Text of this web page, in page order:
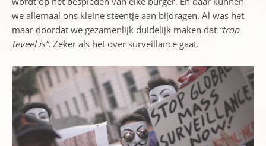
we allemaal ons kleine steentje aan bijdragen. Al was het
maar doordat we gezamenlijk duidelijk maken dat “trop
teveel is”. Zeker als het over surveillance gaat.